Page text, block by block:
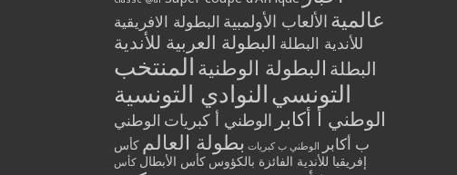
عالمية الألعاب الأولمبية البطولة الافريقية
للأندية البطلة البطولة العربية للأندية
البطلة البطولة الوطنية المنتخب
التونسي النوادي التونسية
الوطني أ أكابر الوطني أ كبريات الوطني
ب أكابر
الوطني ب كبريات بطولة العالم كأس
إفريقيا للأندية الفائزة بالكؤوس كأس الأبطال كأس